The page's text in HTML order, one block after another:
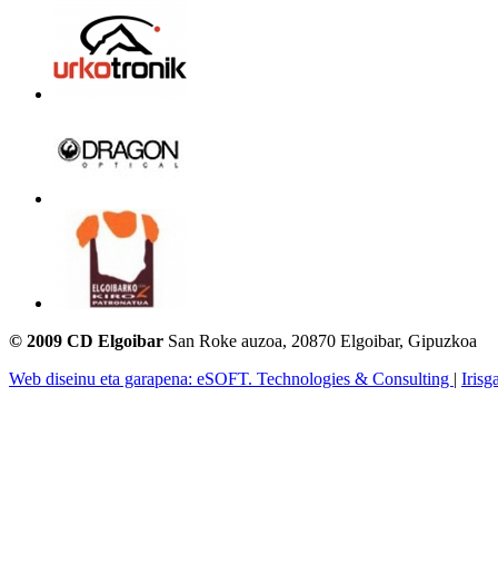
© 2009 CD Elgoibar San Roke auzoa, 20870 Elgoibar, Gipuzkoa
Web diseinu eta garapena: eSOFT. Technologies & Consulting |